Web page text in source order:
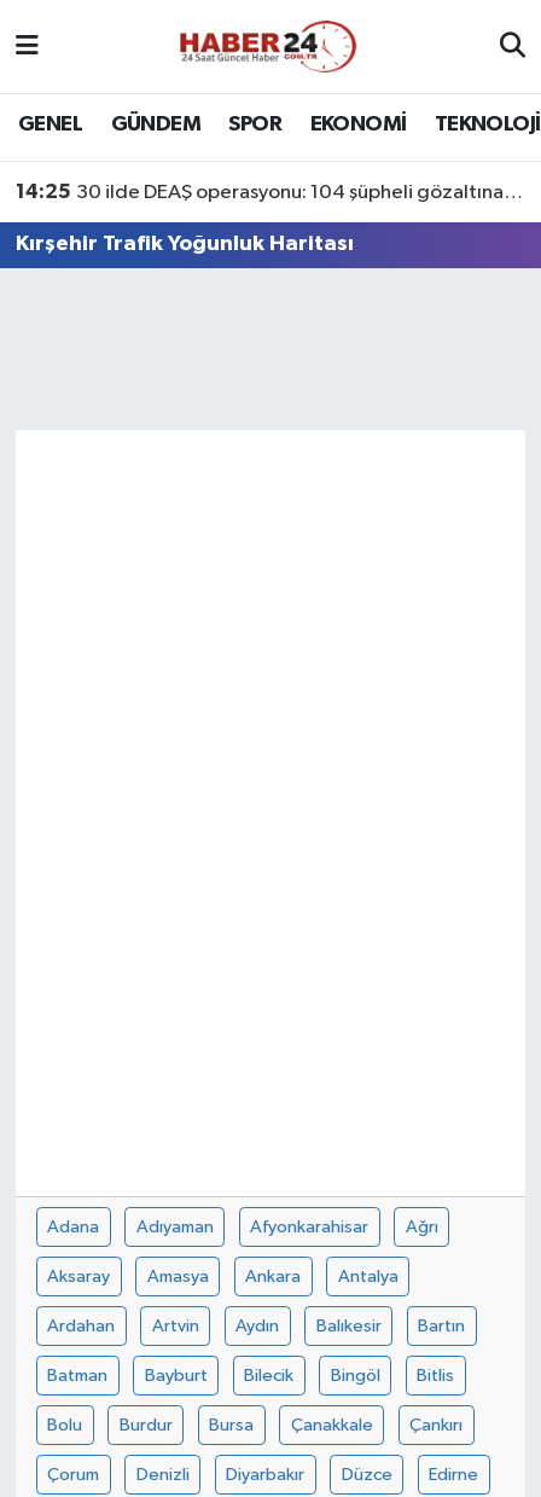
GENEL GÜNDEM SPOR EKONOMİ TEKNOLOJİ
14:25 30 ilde DEAŞ operasyonu: 104 şüpheli gözaltına alındı
Kırşehir Trafik Yoğunluk Haritası
Adana Adıyaman Afyonkarahisar Ağrı
Aksaray Amasya Ankara Antalya
Ardahan Artvin Aydın Balıkesir Bartın
Batman Bayburt Bilecik Bingöl Bitlis
Bolu Burdur Bursa Çanakkale Çankırı
Çorum Denizli Diyarbakır Düzce Edirne
Nöbetçi Eczaneler